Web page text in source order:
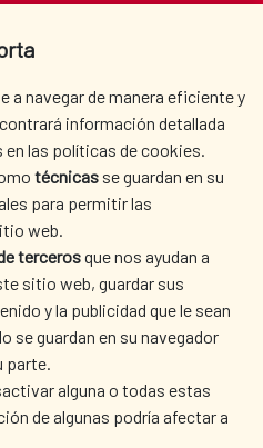
a navegar de manera eficiente y
información detallada
en las políticas de cookies.
técnicas se guardan en su
para permitir las
web.
tercerosque nos ayudan a
sitio web, guardar sus
y la publicidad que le sean
se guardan en su navegador
parte.
alguna o todas estas
de algunas podría afectar a
WHERE DO WE COOPERATE?
PRESS ROOM
LIBRARY